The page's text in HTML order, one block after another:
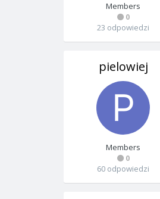
Members
0
23 odpowiedzi
pielowiej
Members
0
60 odpowiedzi